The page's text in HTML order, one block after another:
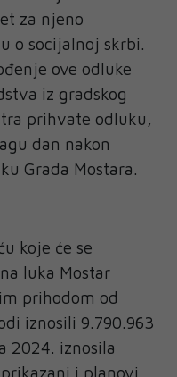
za njeno
o socijalnoj skrbi.
ove odluke
iz gradskog
prihvate odluku,
dan nakon
Grada Mostara.
koje će se
luka Mostar
prihodom od
iznosili 9.790.963
2024. iznosila
i planovi